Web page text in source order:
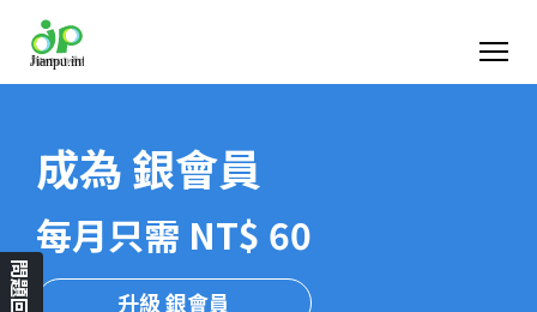
成為 銀會員
每月只需 NT$ 60
升級 銀會員